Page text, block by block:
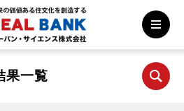
果一覧